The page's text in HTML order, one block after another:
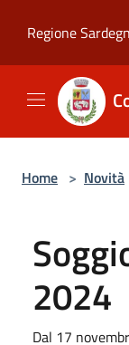
Regione
Home > Novità
2024
Dal 17